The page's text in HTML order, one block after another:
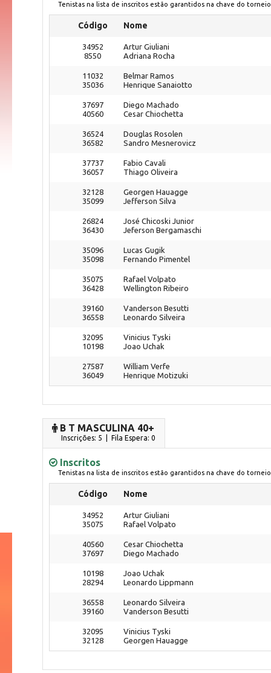
Tenistas na lista de inscritos estão garantidos na chave do torneio
Código Nome
34952
8550
Artur Giuliani
Adriana Rocha
11032
35036
Belmar Ramos
Henrique Sanaiotto
37697
40560
Diego Machado
Cesar Chiochetta
36524
36582
Douglas Rosolen
Sandro Mesnerovicz
37737
36057
Fabio Cavali
Thiago Oliveira
32128
35099
Georgen Hauagge
Jefferson Silva
26824
36430
José Chicoski Junior
Jeferson Bergamaschi
35096
35098
Lucas Gugik
Fernando Pimentel
35075
36428
Rafael Volpato
Wellington Ribeiro
39160
36558
Vanderson Besutti
Leonardo Silveira
32095
10198
Vinicius Tyski
Joao Uchak
27587
36049
William Verfe
Henrique Motizuki
B T MASCULINA 40+
Inscrições: 5 | Fila Espera: 0
Inscritos
Tenistas na lista de inscritos estão garantidos na chave do torneio
Código Nome
34952
35075
Artur Giuliani
Rafael Volpato
40560
37697
Cesar Chiochetta
Diego Machado
10198
28294
Joao Uchak
Leonardo Lippmann
36558
39160
Leonardo Silveira
Vanderson Besutti
32095
32128
Vinicius Tyski
Georgen Hauagge